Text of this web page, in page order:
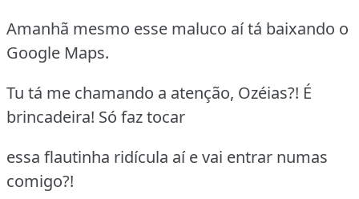
Amanhã mesmo esse maluco aí tá baixando o
Google Maps.
Tu tá me chamando a atenção, Ozéias?! É
brincadeira! Só faz tocar
essa flautinha ridícula aí e vai entrar numas
comigo?!